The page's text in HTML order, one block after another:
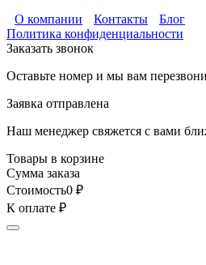
О компании Контакты
Блог
Политика конфиденциальности
Заказать звонок
Оставьте номер и мы вам
Заявка отправлена
Наш менеджер свяжется с вами
Товары в корзине
Сумма заказа
Стоимость0 ₽
К оплате ₽